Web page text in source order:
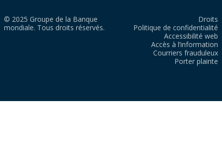
© 2025 Groupe de la Banque
mondiale. Tous droits réservés.
Droits
Politique de confidentialité
Accessibilité web
Accès à l’information
Courriers frauduleux
Porter plainte